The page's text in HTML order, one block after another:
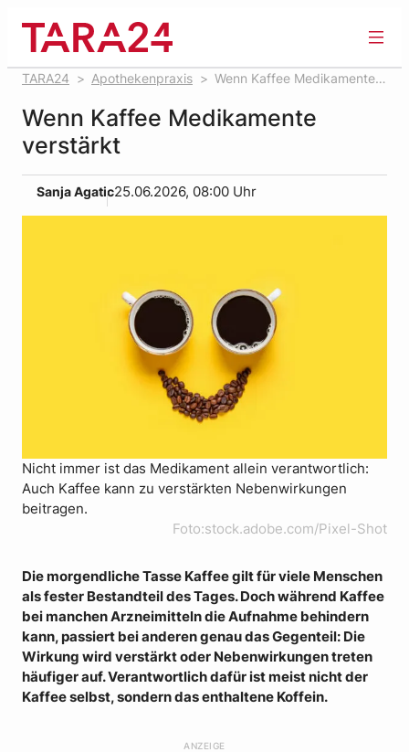
springen
TARA24 Apothekenpraxis
Wenn Kaffee Medikamente
Wenn Kaffee Medikamente
verstärkt
Sanja Agatic25.06.2026, 08:00 Uhr
Nicht immer ist das Medikament allein verantwortlich:
Auch Kaffee kann zu verstärkten Nebenwirkungen
beitragen.
Foto:stock.adobe.com/Pixel-Shot
Die morgendliche Tasse Kaffee gilt für viele Menschen
als fester Bestandteil des Tages. Doch während Kaffee
bei manchen Arzneimitteln die Aufnahme behindern
kann, passiert bei anderen genau das Gegenteil: Die
Wirkung wird verstärkt oder Nebenwirkungen treten
häufiger auf. Verantwortlich dafür ist meist nicht der
Kaffee selbst, sondern das enthaltene Koffein.
ANZEIGE